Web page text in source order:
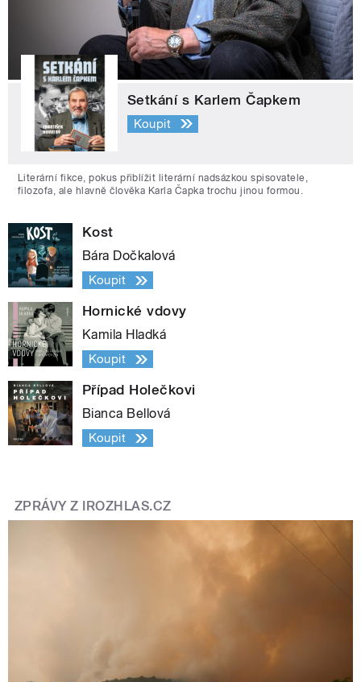
Setkání s Karlem Čapkem
Koupit
Literární fikce, pokus přiblížit literární nadsázkou spisovatele,
filozofa, ale hlavně člověka Karla Čapka trochu jinou formou.
Kost
Bára Dočkalová
Koupit
Hornické vdovy
Kamila Hladká
Koupit
Případ Holečkovi
Bianca Bellová
Koupit
ZPRÁVY Z IROZHLAS.CZ